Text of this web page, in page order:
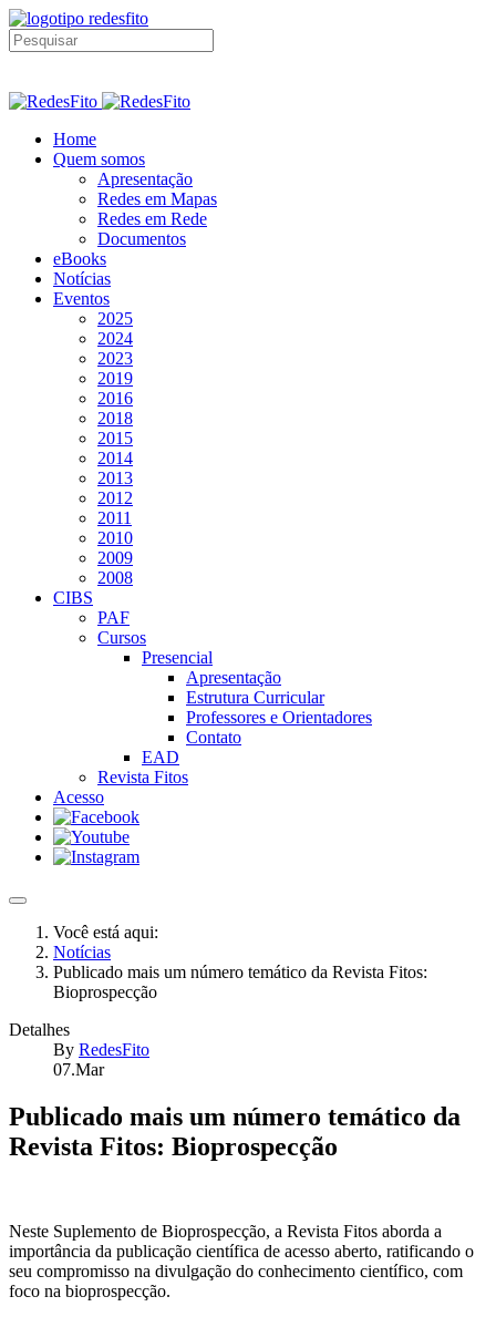
Home
Quem somos
Apresentação
Redes em Mapas
Redes em Rede
Documentos
eBooks
Notícias
Eventos
2025
2024
2023
2019
2016
2018
2015
2014
2013
2012
2011
2010
2009
2008
CIBS
PAF
Cursos
Presencial
Apresentação
Estrutura Curricular
Professores e Orientadores
Contato
EAD
Revista Fitos
Acesso
Você está aqui:
Notícias
Publicado mais um número temático da Revista Fitos:
Bioprospecção
Detalhes
By RedesFito
07.Mar
Publicado mais um número temático da
Revista Fitos: Bioprospecção
Neste Suplemento de Bioprospecção, a Revista Fitos aborda a
importância da publicação científica de acesso aberto, ratificando o
seu compromisso na divulgação do conhecimento científico, com
foco na bioprospecção.